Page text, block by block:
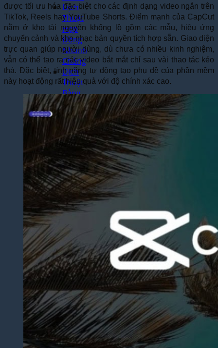
Dịch
Thuật
Hợp
Đồng
Nhanh
Chóng
Dịch
Thuật
Bảng
Điểm
Học
Bạ
Dịch
Thuật
Giấy
Khai
Sinh,
Hộ
Khẩu
Dịch Thuật
Đa Ngôn
Ngữ
Dịch
Thuật
Tiếng
Anh
Thuật
Tiếng
Trung
Quốc
Dịch
được tối ưu hóa đặc biệt cho các định dạng video ngắn trên
TikTok, Reels hay YouTube Shorts. Điểm mạnh của CapCut
nằm ở kho tài nguyên khổng lồ gồm các mẫu, hiệu ứng
chuyển cảnh và kho nhạc bản quyền tích hợp sẵn. Giao diện
trực quan giúp người dùng, dù chưa có nhiều kinh nghiệm,
vẫn có thể tạo ra các video bắt mắt chỉ sau vài thao tác kéo
thả. Đặc biệt, tính năng tự động tạo phụ đề của phần mềm
này hoạt động rất hiệu quả với độ chính xác cao.